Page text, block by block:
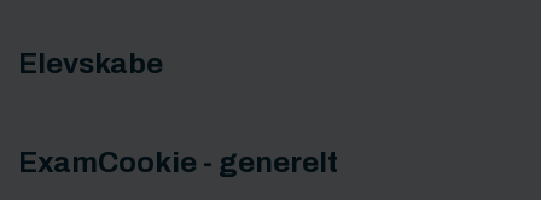
Elevskabe
ExamCookie - generelt